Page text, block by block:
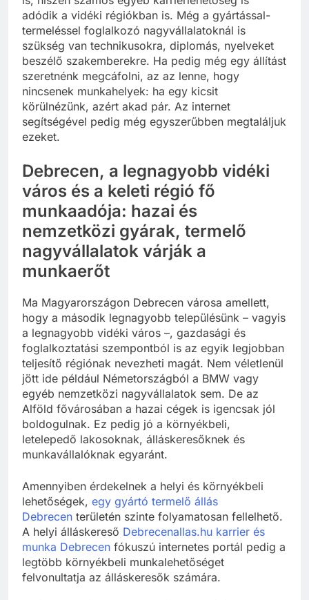
adódik a vidéki régiókban is. Még a gyártással-
termeléssel foglalkozó nagyvállalatoknál is
szükség van technikusokra, diplomás, nyelveket
beszélő szakemberekre. Ha pedig még egy állítást
szeretnénk megcáfolni, az az lenne, hogy
nincsenek munkahelyek: ha egy kicsit
körülnézünk, azért akad pár. Az internet
segítségével pedig még egyszerűbben megtaláljuk
ezeket.
Debrecen, a legnagyobb vidéki
város és a keleti régió fő
munkaadója: hazai és
nemzetközi gyárak, termelő
nagyvállalatok várják a
munkaerőt
Ma Magyarországon Debrecen városa amellett,
hogy a második legnagyobb településünk – vagyis
a legnagyobb vidéki város –, gazdasági és
foglalkoztatási szempontból is az egyik legjobban
teljesítő régiónak nevezheti magát. Nem véletlenül
jött ide például Németországból a BMW vagy
egyéb nemzetközi nagyvállalatok sem. De az
Alföld fővárosában a hazai cégek is igencsak jól
boldogulnak. Ez pedig jó a környékbeli,
letelepedő lakosoknak, álláskeresőknek és
munkavállalóknak egyaránt.
Amennyiben érdekelnek a helyi és környékbeli
lehetőségek, egy gyártó termelő állás
Debrecen területén szinte folyamatosan fellelhető.
A helyi álláskereső Debrecenallas.hu karrier és
munka Debrecen fókuszú internetes portál pedig a
legtöbb környékbeli munkalehetőséget
felvonultatja az álláskeresők számára.